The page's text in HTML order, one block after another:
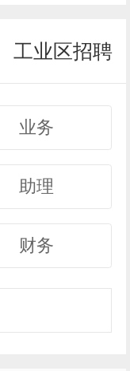
工业区招聘
业务
助理
财务